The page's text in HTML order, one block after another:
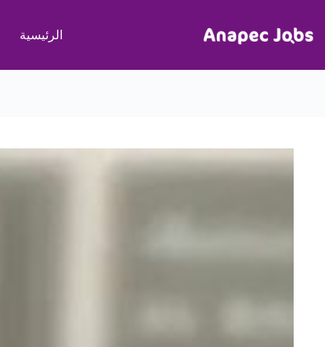
المحتوى
الرئيسية